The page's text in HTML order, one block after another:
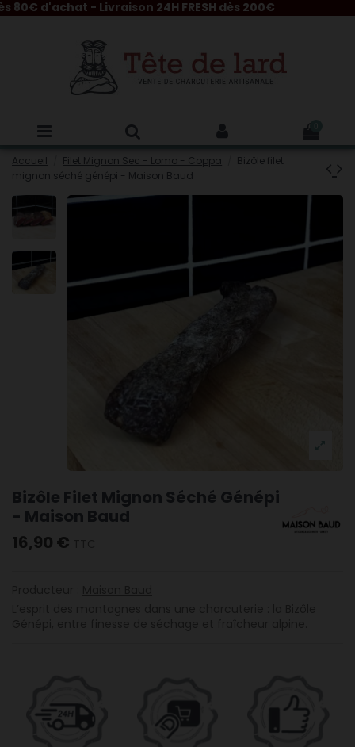
80€ d'achat - Livraison 24H FRESH dès 200€
Accueil Filet Mignon Sec - Lomo - Coppa
Bizôle filet
mignon séché génépi - Maison Baud
Bizôle Filet Mignon Séché Génépi
- Maison Baud
16,90 €